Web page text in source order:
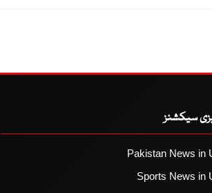
سیکشنز
Pakistan News in
Sports News in